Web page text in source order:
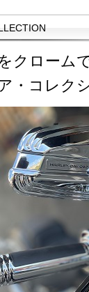
クローム
・コレク